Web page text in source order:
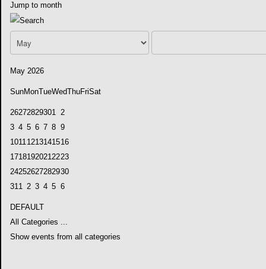
Jump to month
May 2026
SunMonTueWedThuFriSat
26272829301 2
3 4 5 6 7 8 9
10111213141516
17181920212223
24252627282930
311 2 3 4 5 6
DEFAULT
All Categories ...
Show events from all categories